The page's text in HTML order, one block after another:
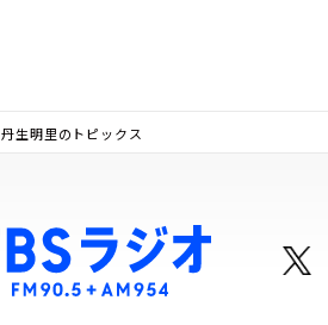
丹生明里のトピックス